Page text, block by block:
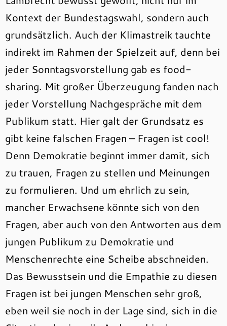
Kontext der Bundestagswahl, sondern auch
grundsätzlich. Auch der Klimastreik tauchte
indirekt im Rahmen der Spielzeit auf, denn bei
jeder Sonntagsvorstellung gab es food-
sharing. Mit großer Überzeugung fanden nach
jeder Vorstellung Nachgespräche mit dem
Publikum statt. Hier galt der Grundsatz es
gibt keine falschen Fragen – Fragen ist cool!
Denn Demokratie beginnt immer damit, sich
zu trauen, Fragen zu stellen und Meinungen
zu formulieren. Und um ehrlich zu sein,
mancher Erwachsene könnte sich von den
Fragen, aber auch von den Antworten aus dem
jungen Publikum zu Demokratie und
Menschenrechte eine Scheibe abschneiden.
Das Bewusstsein und die Empathie zu diesen
Fragen ist bei jungen Menschen sehr groß,
eben weil sie noch in der Lage sind, sich in die